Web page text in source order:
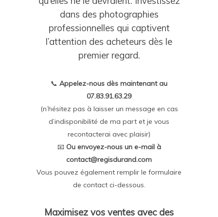
dans des photographies
professionnelles qui captivent
l’attention des acheteurs dès le
premier regard.
📞 Appelez-nous dès maintenant au
07.83.91.63.29
(n’hésitez pas à laisser un message en cas
d’indisponibilité de ma part et je vous
recontacterai avec plaisir)
📧 Ou envoyez-nous un e-mail à
contact@regisdurand.com
Vous pouvez également remplir le formulaire
de contact ci-dessous.
Maximisez vos ventes avec des